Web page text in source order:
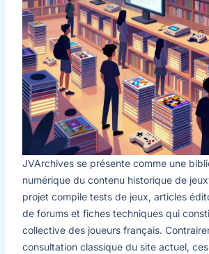
JVArchives se présente comme une
numérique du contenu historique de
projet compile tests de jeux, articles
de forums et fiches techniques qui
collective des joueurs français.
consultation classique du site actuel,